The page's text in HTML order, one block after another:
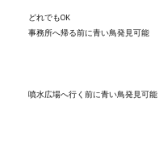
どれでもOK
事務所へ帰る前に青い鳥発見可能
噴水広場へ行く前に青い鳥発見可能